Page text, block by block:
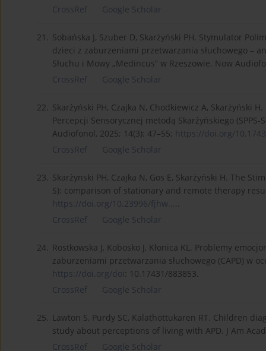
CrossRef
Google Scholar
21. Sobańska J, Szuber D, Skarżyński PH. Stymulator
dzieci z zaburzeniami przetwarzania słuchowego –
Słuchu i Mowy „Medincus” w Rzeszowie. Now
CrossRef
Google Scholar
22. Skarżyński PH, Czajka N, Chodkiewicz A, Skarżyński
Percepcji Sensorycznej metodą Skarżyńskiego
Audiofonol, 2025; 14(3): 47–55; https://doi.org/
CrossRef
Google Scholar
23. Skarżynski PH, Czajka N, Gos E, Skarżyński H. The
S): comparison of stationary and remote therapy
https://doi.org/10.23996/fjhw.... .
CrossRef
Google Scholar
24. Rostkowska J, Kobosko J, Kłonica KL. Problemy
zaburzeniami przetwarzania słuchowego (CAPD) w
https://doi.org/doi : 10.17431/883853.
CrossRef
Google Scholar
25. Lawton S, Purdy SC, Kalathottukaren RT. Children
study about perceptions of living with APD. J Am
CrossRef
Google Scholar